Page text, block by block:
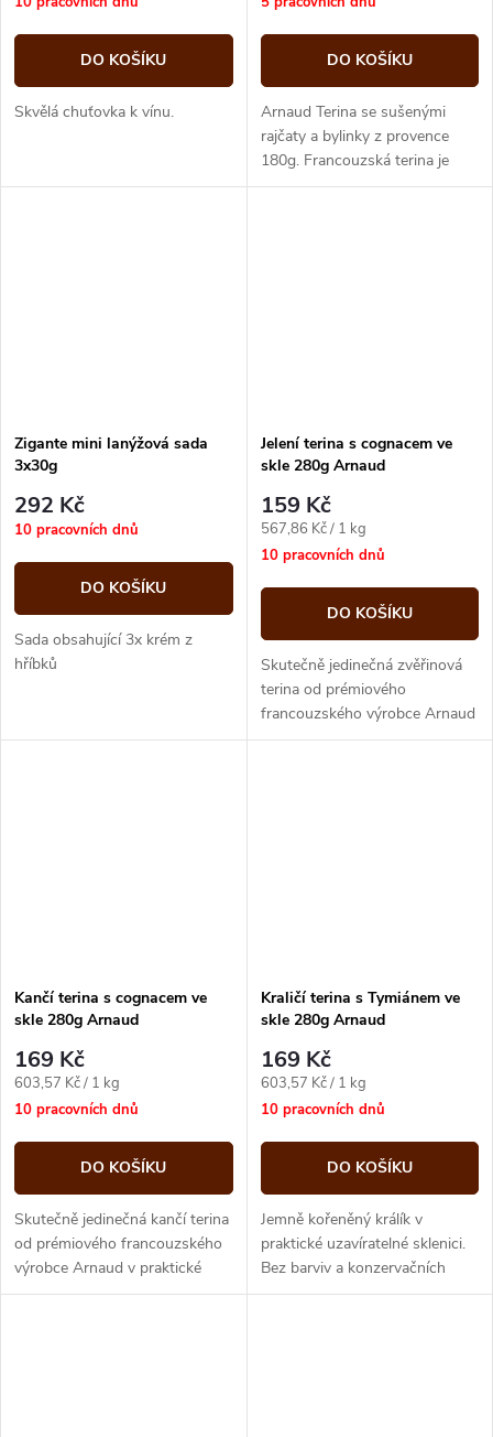
DO KOŠÍKU
Skvělá chuťovka k vínu.
DO KOŠÍKU
Arnaud Terina se sušenými
rajčaty a bylinky z provence
180g. Francouzská terina je
tradiční francouzská
Zigante mini lanýžová sada
3x30g
292 Kč
10 pracovních dnů
DO KOŠÍKU
Sada obsahující 3x krém z
hříbků
Jelení terina s cognacem ve
skle 280g Arnaud
159 Kč
Měrná
cena:
567,86 Kč / 1 kg
10 pracovních dnů
DO KOŠÍKU
Skutečně jedinečná zvěřinová
terina od prémiového
francouzského výrobce Arnaud
v praktické uzavíratelné sklenici.
Kančí terina s cognacem ve
skle 280g Arnaud
169 Kč
Měrná
cena:
603,57 Kč / 1 kg
10 pracovních dnů
DO KOŠÍKU
Skutečně jedinečná kančí terina
od prémiového francouzského
výrobce Arnaud v praktické
uzavíratelné sklenici. Bohatá
Kraličí terina s Tymiánem ve
skle 280g Arnaud
169 Kč
Měrná
cena:
603,57 Kč / 1 kg
10 pracovních dnů
DO KOŠÍKU
Jemně kořeněný králík v
praktické uzavíratelné sklenici.
Bez barviv a konzervačních
látek.